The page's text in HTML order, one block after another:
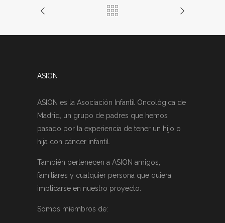
ASION
ASION es la Asociación Infantil Oncológica de
Madrid, un grupo de padres que hemos
pasado por la experiencia de tener un hijo o
hija con cáncer infantil.
También pertenecen a ASION amigos,
familiares y cualquier persona que quiera
implicarse en nuestro proyecto.
Somos miembros de: